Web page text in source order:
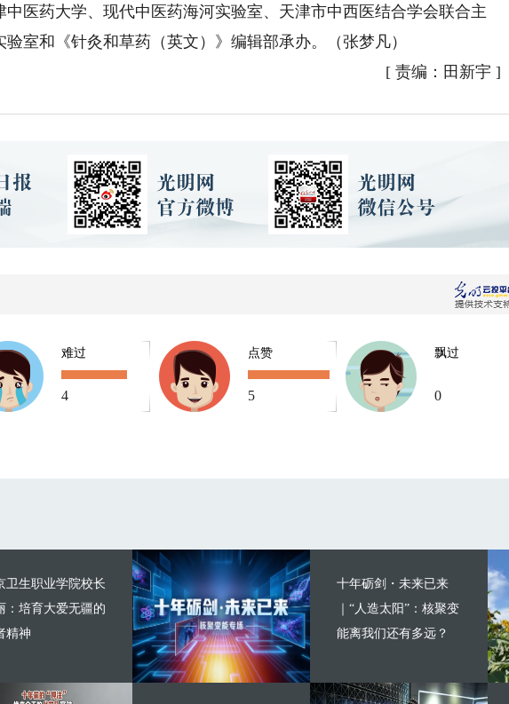
药大学、现代中医药海河实验室、天津市中西医结合学会联合主
室和《针灸和草药（英文）》编辑部承办。（张梦凡）
[ 责编：田新宇 ]
难过
4
点赞
5
飘过
0
卫生职业学院校长
：培育大爱无疆的
精神
十年砺剑・未来已来
｜“人造太阳”：核聚变
能离我们还有多远？